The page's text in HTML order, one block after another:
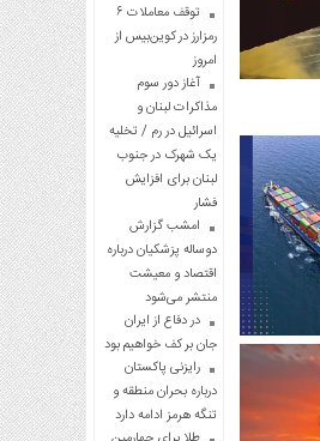
توقف معاملات ۶
رمزارز در کوین‌بیس از
امروز
آغاز دور سوم
مذاکرات لبنان و
اسرائیل در رم / تخلیه
یک شهرک در جنوب
لبنان برای افزایش
فشار
امشب گزارش
دوساله پزشکیان درباره
اقتصاد و معیشت
منتشر می‌شود
در دفاع از ایران
جان بر کف خواهیم بود
رایزنی پاکستان
درباره بحران منطقه و
تنگه هرمز ادامه دارد